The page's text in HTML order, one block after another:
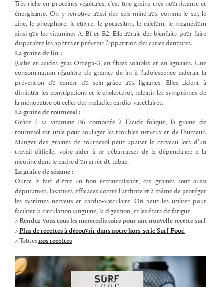
Très riche en protéines végétales, c’est une graine très nourrissante et
énergisante. On y retrouve aussi des sels minéraux comme le sel, le
zinc, le phosphore, le cuivre, le potassium, le calcium, le magnésium
ainsi que les vitamines A, B1 et B2. Elle aurait des bienfaits pour faire
disparaître les aphtes et prévenir l’apparition des caries dentaires.
La graine de lin :
Riche en acides gras Oméga-3, en fibres solubles et en lignanes. Une
consommation régulière de graines de lin à l’adolescence aiderait la
prévention du cancer du sein grâce aux lignanes. Elles aident à
diminuer les constipations et le cholestérol, ralentir les symptômes de
la ménopause ou celles des maladies cardio-vasculaires.
La graine de tournesol :
Grâce à sa vitamine B6 combinée à l’acide folique, la graine de
tournesol est utile pour soulager les troubles nerveux et de l’humeur.
Manger des graines de tournesol peut apaiser le cerveau lors d’un
travail difficile, voire aider à se débarrasser de la dépendance à la
nicotine dans le cadre d’un arrêt du tabac.
La graine de sésame :
Outre le fait d’être un bon reminéralisant, ces graines sont aussi
dépuratives, laxatives, efficaces contre l’arthrite et à même de protéger
les systèmes nerveux et cardio-vasculaire. On peut les utiliser pour
faciliter la circulation sanguine, la digestion, et les états de fatigue.
> Rendez-vous tous les mercredis soirs pour une nouvelle recette surf
> Plus de recettes à découvrir dans notre hors-série Surf Food
> Toutes nos recettes